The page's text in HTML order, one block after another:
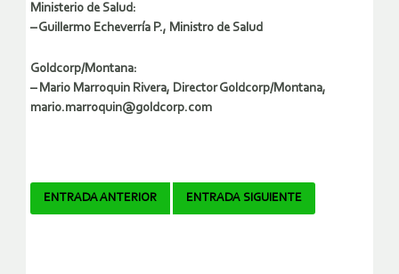
Ministerio de Salud:
– Guillermo Echeverría P., Ministro de Salud
Goldcorp/Montana:
– Mario Marroquin Rivera, Director Goldcorp/Montana,
mario.marroquin@goldcorp.com
Navegador
ENTRADA ANTERIOR ENTRADA SIGUIENTE